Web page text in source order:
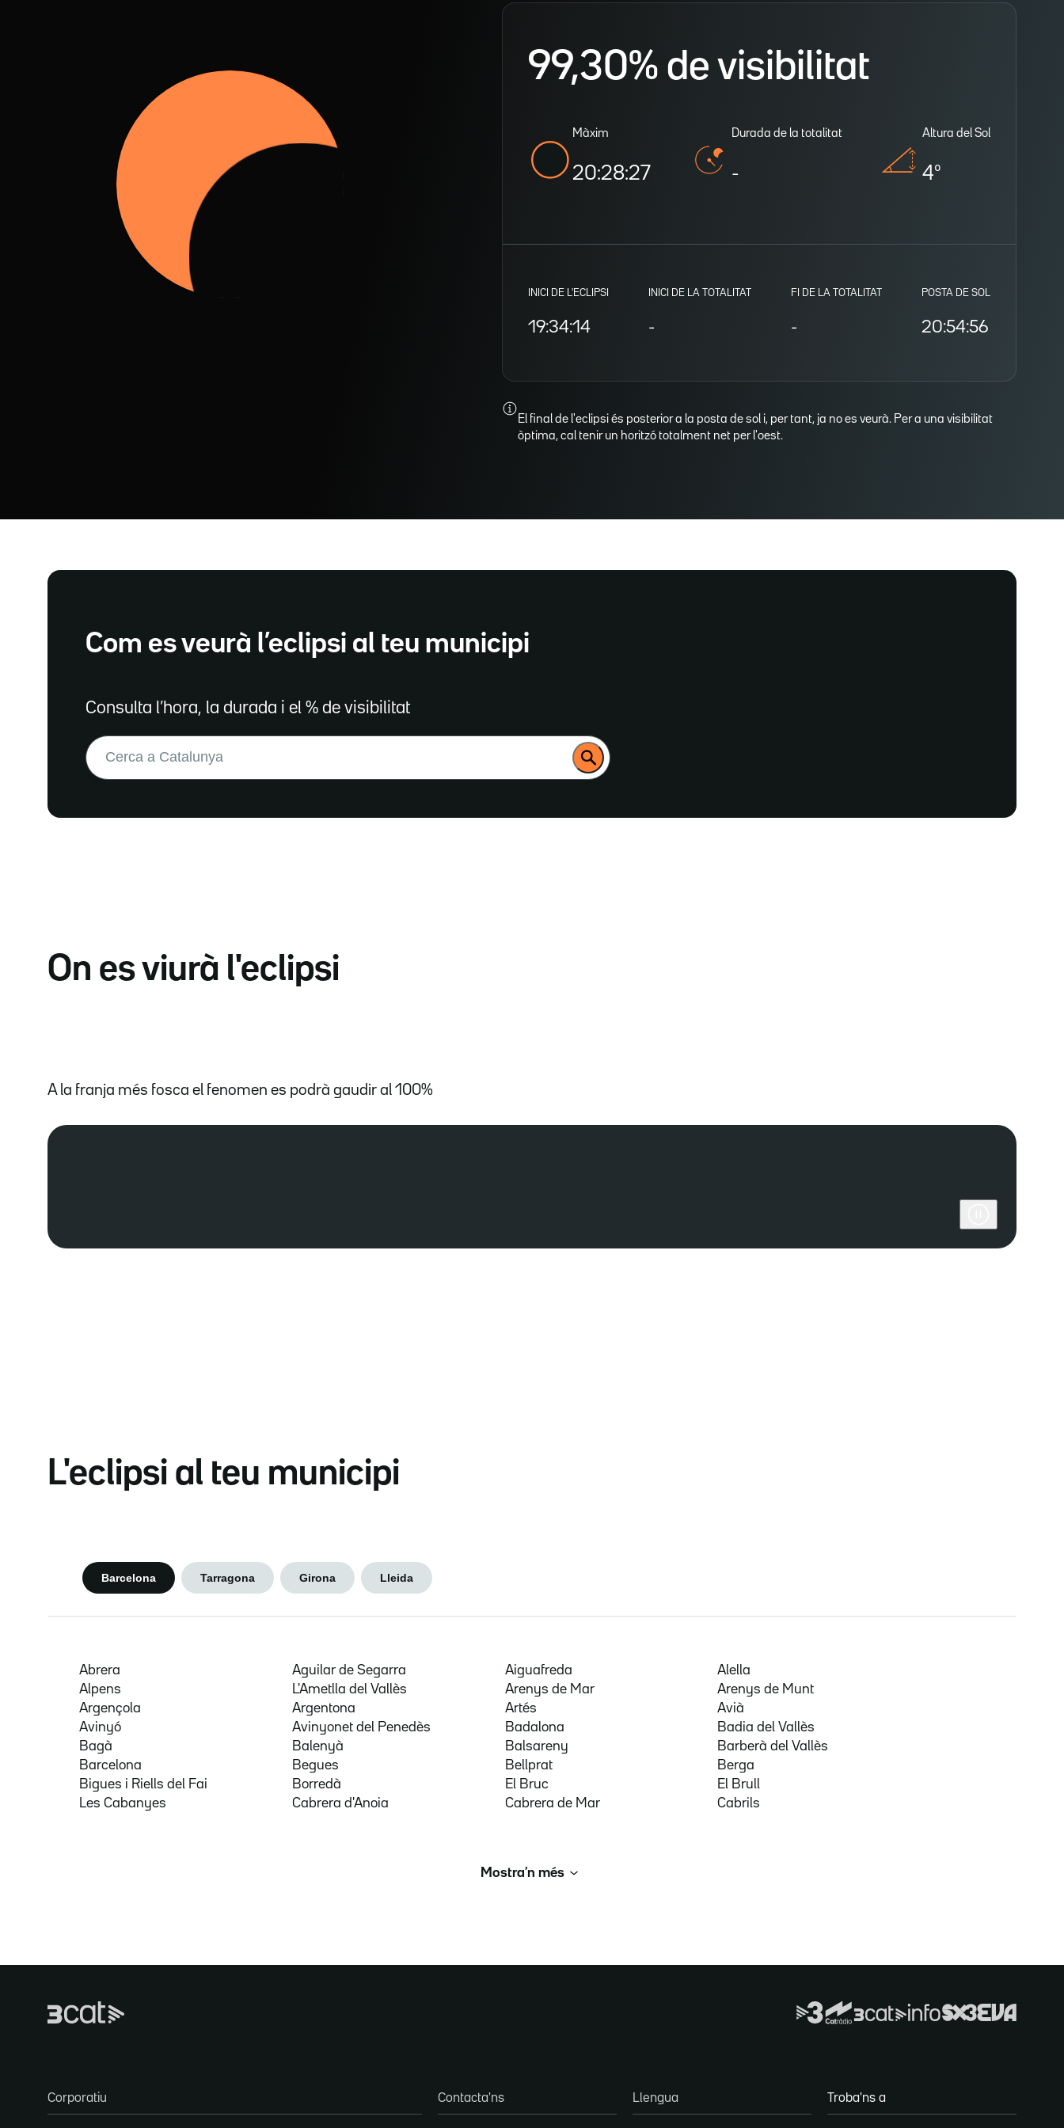
99,30% de visibilitat
Màxim
20:28:27
Durada de la totalitat
-
Altura del Sol
4º
INICI DE L'ECLIPSI
19:34:14
INICI DE LA TOTALITAT
-
FI DE LA TOTALITAT
-
POSTA DE SOL
20:54:56
El final de l'eclipsi és posterior a la posta de sol i, per tant, ja no es veurà. Per a una visibilitat
òptima, cal tenir un horitzó totalment net per l'oest.
Com es veurà l’eclipsi al teu municipi
Consulta l’hora, la durada i el % de visibilitat
Buscar:
On es viurà l'eclipsi
A la franja més fosca el fenomen es podrà gaudir al 100%
L'eclipsi al teu municipi
Barcelona Tarragona Girona Lleida
Abrera Aguilar de Segarra Aiguafreda
Alella
Alpens
L'Ametlla del Vallès Arenys de Mar
Arenys de Munt
Argençola
Argentona Artés
Avià
Avinyó
Avinyonet del Penedès Badalona
Badia del Vallès
Bagà
Balenyà Balsareny
Barberà del Vallès
Barcelona
Begues Bellprat
Berga
Bigues i Riells del Fai
Borredà El Bruc
El Brull
Les Cabanyes
Cabrera d'Anoia Cabrera de Mar Cabrils
Mostra’n més
Corporatiu Contacta'ns Llengua Troba'ns a